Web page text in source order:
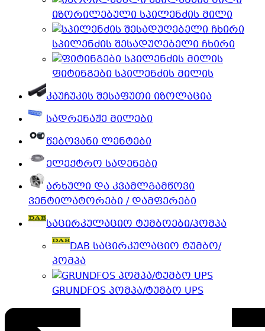
იზორილებული სპილენძის მილი
სპილენძის შესადუღებელი ჩხირი
ფიტინგები სპილენძის მილის
კაუჩუკის შესაფუთი იზოლაცია
სადრენაჟე მილები
წებოვანი ლენტები
ელექტრო სადენები
არხული და კვამლგამწოვი
ვენტილატორები / დამფერები
საცირკულაციო ტუმბოები/პომპა
DAB საცირკულაციო ტუმბო/
პომპა
GRUNDFOS პომპა/ტუმბო UPS